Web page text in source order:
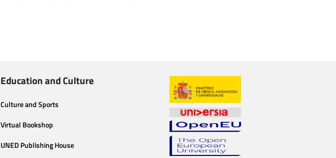
Education and Culture
Culture and Sports
Virtual Bookshop
UNED Publishing House